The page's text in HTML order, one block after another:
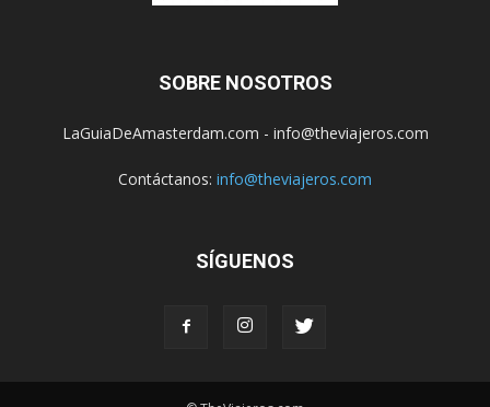
SOBRE NOSOTROS
LaGuiaDeAmasterdam.com - info@theviajeros.com
Contáctanos: info@theviajeros.com
SÍGUENOS